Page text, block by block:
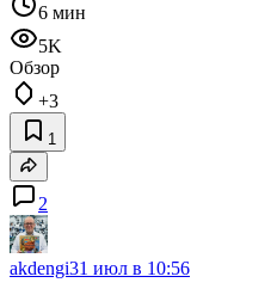
6 мин
5K
Обзор
+3
1
2
akdengi31 июл в 10:56